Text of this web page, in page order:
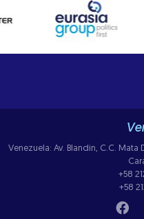
Venezuela: Av. Blandin, C.C. Mata
+58
+58